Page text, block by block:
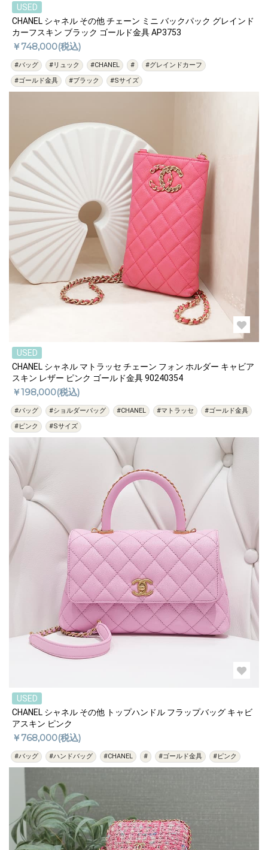
USED
CHANEL シャネル その他 チェーン ミニ バックパック グレインド
カーフスキン ブラック ゴールド金具 AP3753
￥748,000(税込)
#バッグ #リュック #CHANEL #
#グレインドカーフ
#ゴールド金具
#ブラック #Sサイズ
USED
CHANEL シャネル マトラッセ チェーン フォン ホルダー キャビア
スキン レザー ピンク ゴールド金具 90240354
￥198,000(税込)
#バッグ #ショルダーバッグ #CHANEL #マトラッセ
#ゴールド金具
#ピンク
#Sサイズ
USED
CHANEL シャネル その他 トップハンドル フラップバッグ キャビ
アスキン ピンク
￥768,000(税込)
#バッグ #ハンドバッグ #CHANEL # #ゴールド金具 #ピンク